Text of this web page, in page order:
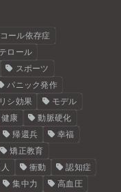
ール依存症
ロール
スポーツ
パニック発作
シ効果
モデル
健康
動脈硬化
帰還兵
幸福
矯正教育
衝動
認知症
集中力 高血圧